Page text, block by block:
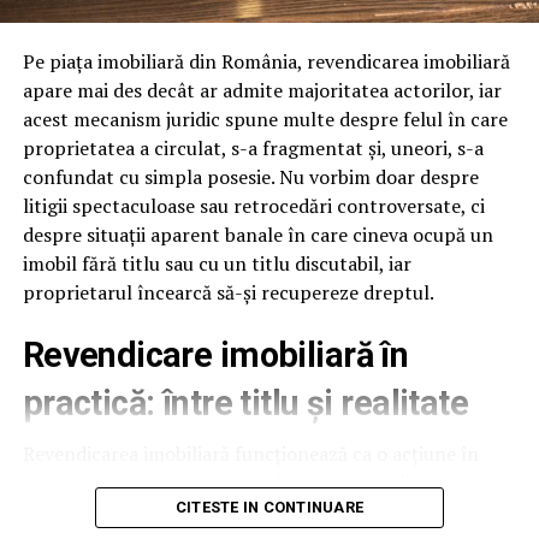
delicate
Suprafetele delicate includ lentilele camerelor, senzorii,
plasticul negru lucios si zonele cu vopsea mata. Spuma
buna are pH neutru sau usor alcalin si nu ataca aceste
suprafete. Jetul de clatire trebuie sa fie la presiune
medie, nu maxima, pentru a nu forta apa sub capace.
Foloseste duze evazate la clatire, care distribuie apa
uniform, fara presiune directionata. Aceste setari sunt
usor de implementat si reduc semnificativ riscul de
reclamatii pe caroserie delicata.
Viteza programului in regim
touchless
minut, ceara optionala 30 secunde. Fata de un program
Pe piața imobiliară din România, revendicarea imobiliară
apare mai des decât ar admite majoritatea actorilor, iar
acest mecanism juridic spune multe despre felul în care
proprietatea a circulat, s-a fragmentat și, uneori, s-a
confundat cu simpla posesie. Nu vorbim doar despre
litigii spectaculoase sau retrocedări controversate, ci
despre situații aparent banale în care cineva ocupă un
imobil fără titlu sau cu un titlu discutabil, iar
proprietarul încearcă să-și recupereze dreptul.
Revendicare imobiliară în
practică: între titlu și realitate
justiție prin care proprietarul neposesor solicită
restituirea bunului de la posesorul neproprietar. Simplu
CITESTE IN CONTINUARE